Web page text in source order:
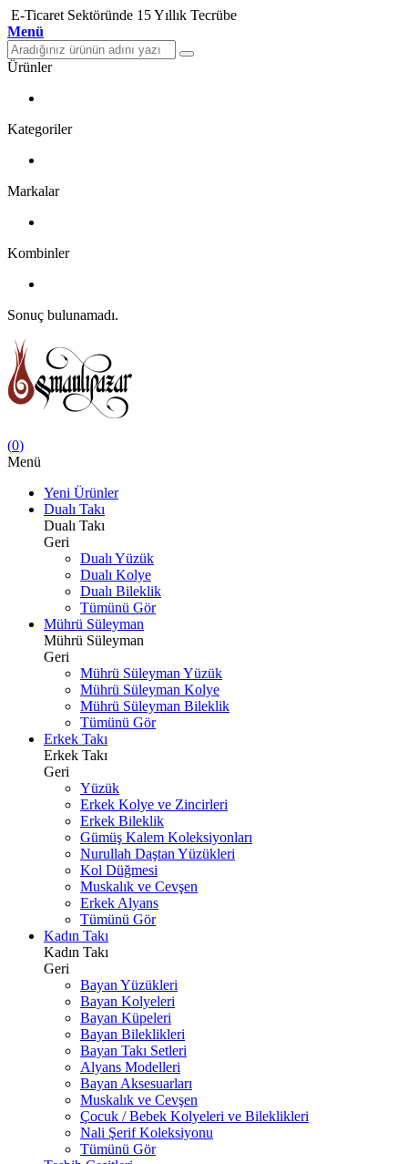
E-Ticaret Sektöründe 15 Yıllık Tecrübe
Menü
Ürünler
Kategoriler
Markalar
Kombinler
Sonuç bulunamadı.
(0)
Menü
Yeni Ürünler
Dualı Takı
Dualı Takı
Geri
Dualı Yüzük
Dualı Kolye
Dualı Bileklik
Tümünü Gör
Mührü Süleyman
Mührü Süleyman
Geri
Mührü Süleyman Yüzük
Mührü Süleyman Kolye
Mührü Süleyman Bileklik
Tümünü Gör
Erkek Takı
Erkek Takı
Geri
Yüzük
Erkek Kolye ve Zincirleri
Erkek Bileklik
Gümüş Kalem Koleksiyonları
Nurullah Daştan Yüzükleri
Kol Düğmesi
Muskalık ve Cevşen
Erkek Alyans
Tümünü Gör
Kadın Takı
Kadın Takı
Geri
Bayan Yüzükleri
Bayan Kolyeleri
Bayan Küpeleri
Bayan Bileklikleri
Bayan Takı Setleri
Alyans Modelleri
Bayan Aksesuarları
Muskalık ve Cevşen
Çocuk / Bebek Kolyeleri ve Bileklikleri
Nali Şerif Koleksiyonu
Tümünü Gör